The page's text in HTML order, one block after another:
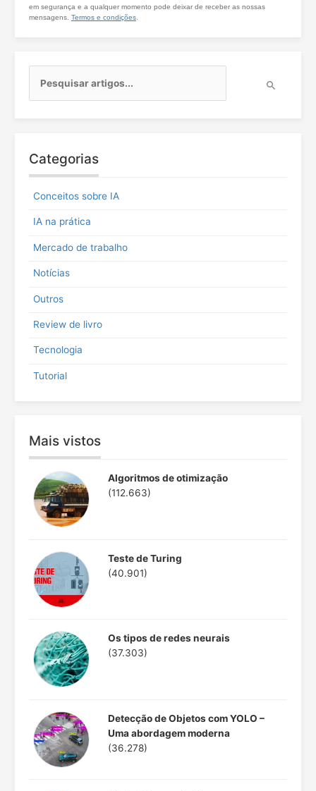
em segurança e a qualquer momento pode deixar de receber as nossas
mensagens.Termos e condições
s
s
p
Categorias
Conceitos sobre IA
IA na prática
Mercado de trabalho
Notícias
Outros
Review de livro
Tecnologia
Tutorial
Mais vistos
Algoritmos de otimização
(112.663)
Teste de Turing
(40.901)
Os tipos de redes neurais
(37.303)
Detecção de Objetos com YOLO –
Uma abordagem moderna
(36.278)